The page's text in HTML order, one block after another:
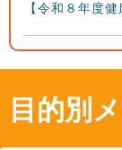
【令和８年度
目的別